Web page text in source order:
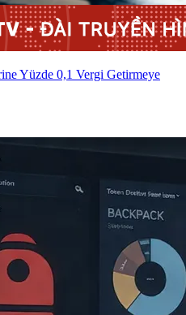
Yüzde 0,1 Vergi Getirmeye